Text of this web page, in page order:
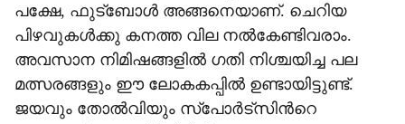
പക്ഷേ, ഫുട്ബോൾ അങ്ങനെയാണ്. ചെറിയ
പിഴവുകൾക്കു കനത്ത വില നൽകേണ്ടിവരാം.
അവസാന നിമിഷങ്ങളിൽ ഗതി നിശ്ചയിച്ച പല
മത്സരങ്ങളും ഈ ലോകകപ്പിൽ ഉണ്ടായിട്ടുണ്ട്.
ജയവും തോൽവിയും സ്പോർട്സിന്‍റെ